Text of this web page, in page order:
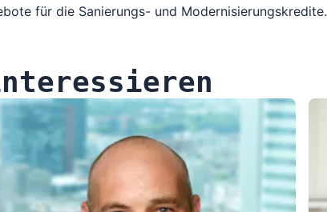
für die Sanierungs- und Modernisierungskredite.